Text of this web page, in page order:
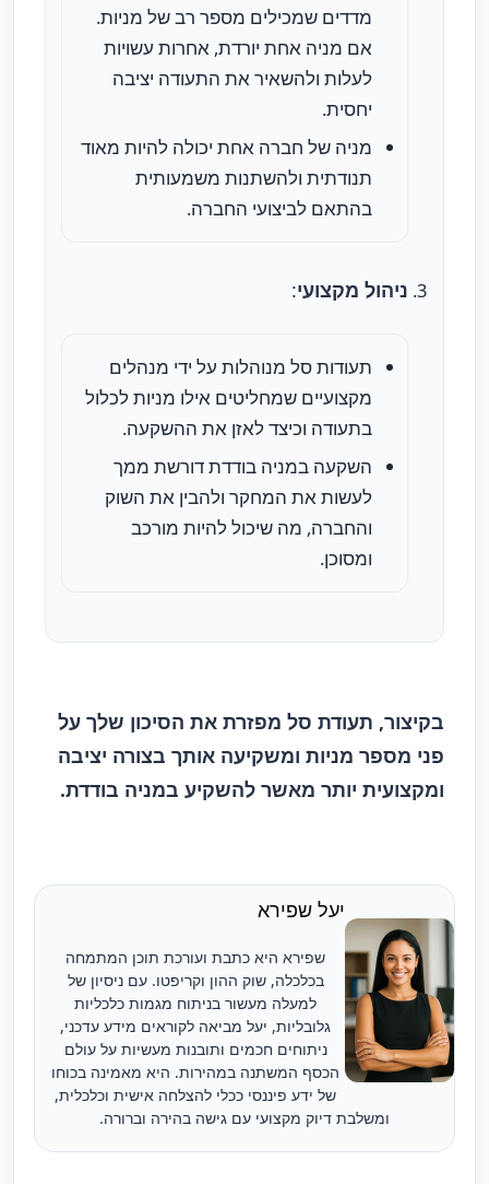
מדדים שמכילים מספר רב של מניות.
אם מניה אחת יורדת, אחרות עשויות
לעלות ולהשאיר את התעודה יציבה
יחסית.
מניה של חברה אחת יכולה להיות מאוד
תנודתית ולהשתנות משמעותית
בהתאם לביצועי החברה.
ניהול מקצועי:
תעודות סל מנוהלות על ידי מנהלים
מקצועיים שמחליטים אילו מניות לכלול
בתעודה וכיצד לאזן את ההשקעה.
השקעה במניה בודדת דורשת ממך
לעשות את המחקר ולהבין את השוק
והחברה, מה שיכול להיות מורכב
ומסוכן.
בקיצור, תעודת סל מפזרת את הסיכון שלך על
פני מספר מניות ומשקיעה אותך בצורה יציבה
ומקצועית יותר מאשר להשקיע במניה בודדת.
יעל שפירא
שפירא היא כתבת ועורכת תוכן המתמחה
בכלכלה, שוק ההון וקריפטו. עם ניסיון של
למעלה מעשור בניתוח מגמות כלכליות
גלובליות, יעל מביאה לקוראים מידע עדכני,
ניתוחים חכמים ותובנות מעשיות על עולם
הכסף המשתנה במהירות. היא מאמינה בכוחו
של ידע פיננסי ככלי להצלחה אישית וכלכלית,
ומשלבת דיוק מקצועי עם גישה בהירה וברורה.